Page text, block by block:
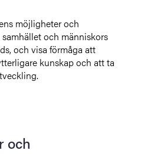
möjligheter och
och människors
och visa förmåga att
kunskap och att ta
och